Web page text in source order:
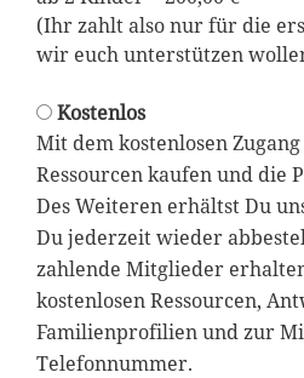
(Ihr zahlt also nur für die
wir euch unterstützen
Kostenlos
Mit dem kostenlosen
Ressourcen kaufen und die
Des Weiteren erhältst Du
Du jederzeit wieder
zahlende Mitglieder
kostenlosen Ressourcen,
Familienprofilien und zur
Telefonnummer.